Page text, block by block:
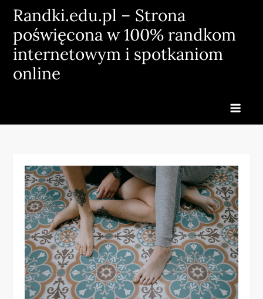
Skip
content
Randki.edu.pl – Strona
poświęcona w 100% randkom
internetowym i spotkaniom
online